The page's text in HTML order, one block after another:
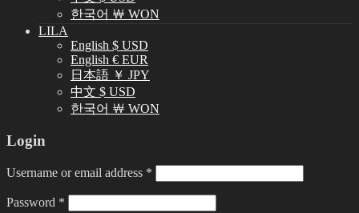
한국어 ￦ WON
LILA
English $ USD
English € EUR
日本語 ￥ JPY
中文 $ USD
한국어 ￦ WON
Login
Username or email address *
Password *